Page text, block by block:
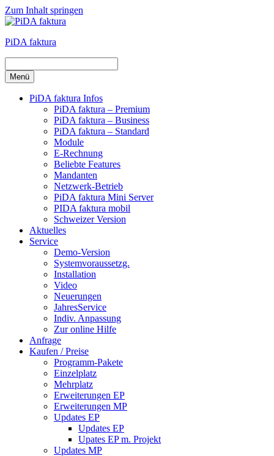
Zum Inhalt springen
PiDA faktura
Menü
PiDA faktura Infos
PiDA faktura – Premium
PiDA faktura – Business
PiDA faktura – Standard
Module
E-Rechnung
Beliebte Features
Mandanten
Netzwerk-Betrieb
PiDA faktura Mini Server
PIDA faktura mobil
Schweizer Version
Aktuelles
Service
Demo-Version
Systemvoraussetzg.
Installation
Video
Neuerungen
JahresService
Indiv. Anpassung
Zur online Hilfe
Anfrage
Kaufen / Preise
Programm-Pakete
Einzelplatz
Mehrplatz
Erweiterungen EP
Erweiterungen MP
Updates EP
Updates EP
Upates EP m. Projekt
Updates MP